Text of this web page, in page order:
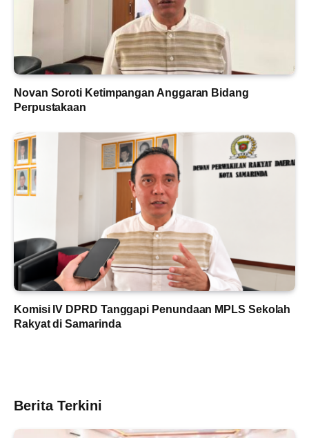
Novan Soroti Ketimpangan Anggaran Bidang
Perpustakaan
Komisi IV DPRD Tanggapi Penundaan MPLS Sekolah
Rakyat di Samarinda
Berita Terkini